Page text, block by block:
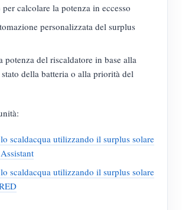
calcolare la potenza in eccesso
personalizzata del surplus
potenza del riscaldatore in base alla
della batteria o alla priorità del
scaldacqua utilizzando il surplus solare
scaldacqua utilizzando il surplus solare